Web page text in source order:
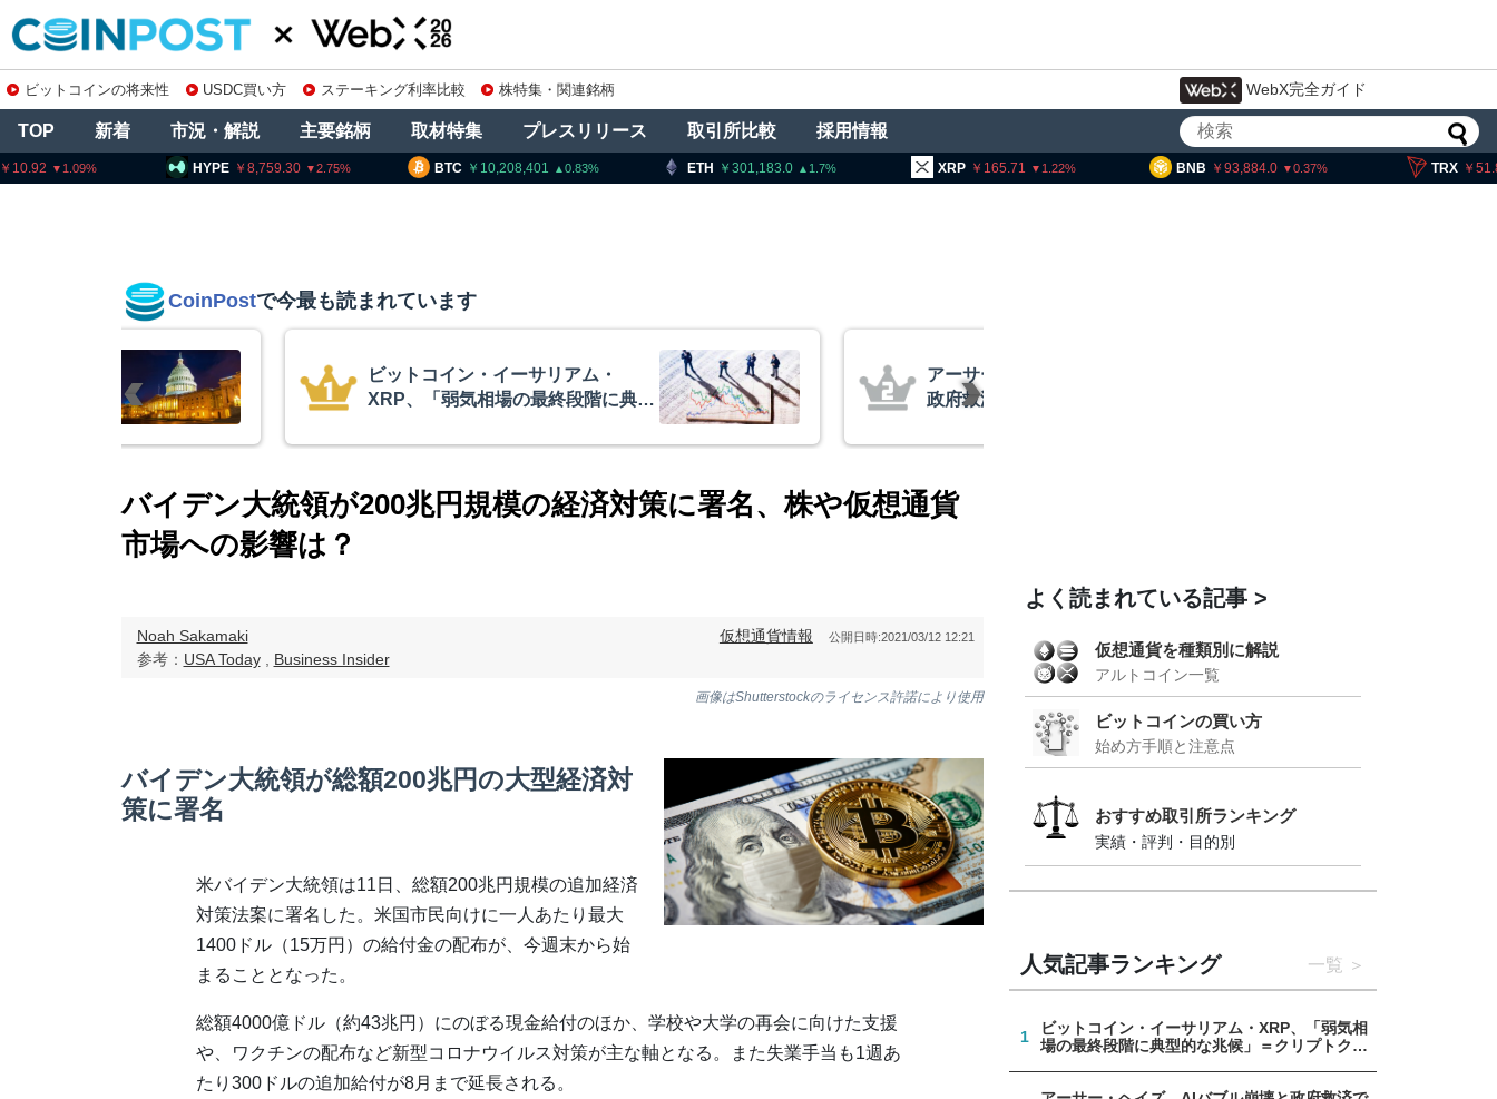
ビットコインの将来性 USDC買い方 ステーキング利率比較 株特集・関連銘柄 WebX完全ガイド
TOP 新着 市況・解説 主要銘柄 取材特集 プレスリリース 取引所比較 採用情報
BTC 10,208,401 0.83 ETH 301,183.0 1.7 XRP 165.71 BNB 93,884.0 0.37 TRX 51.81
HYPE 8,759.30 2.75
CoinPostで今最も読まれています
アーサー・ヘイズ、AIバブル崩壊と
政府救済でビットコイン100万ドル
「仮にクラリティー法不成立でも仮
想通貨は前進」＝ビットワイズCIO
バイデン大統領が200兆円規模の経済対策に署名、株や仮想通貨
市場への影響は？
Noah Sakamaki
参考： USA Today, Business Insider
仮想通貨情報 公開日時:2021/03/12 12:21
画像はShutterstockのライセンス許諾により使用
バイデン大統領が総額200兆円の大型経済対
策に署名
米バイデン大統領は11日、総額200兆円規模の追加経済
対策法案に署名した。米国市民向けに一人あたり最大
1400ドル（15万円）の給付金の配布が、今週末から始
まることとなった。
総額4000億ドル（約43兆円）にのぼる現金給付のほか、学校や大学の再会に向けた支援
や、ワクチンの配布など新型コロナウイルス対策が主な軸となる。また失業手当も1週あ
たり300ドルの追加給付が8月まで延長される。
よく読まれている記事
仮想通貨を種類別に解説
アルトコイン一覧
ビットコインの買い方
始め方手順と注意点
おすすめ取引所ランキング
実績・評判・目的別
人気記事ランキング 一覧
1
ビットコイン・イーサリアム・XRP、「弱気相
場の最終段階に典型的な兆候」＝クリプトクア